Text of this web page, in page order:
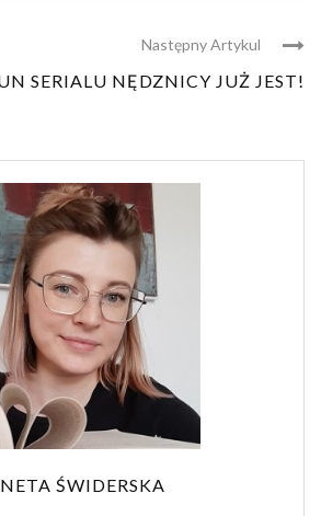
Następny Artykul
SERIALU NĘDZNICY JUŻ JEST!
ŚWIDERSKA